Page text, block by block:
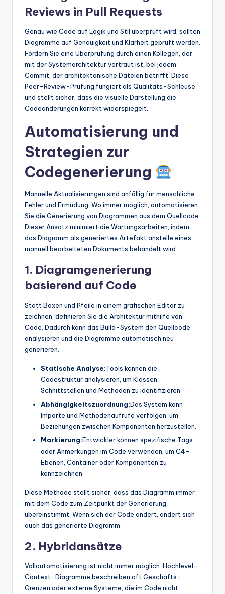
Reviews in Pull Requests
Genau wie Code auf Logik und Stil überprüft wird, sollten
Diagramme auf Genauigkeit und Klarheit geprüft werden.
Fordern Sie eine Überprüfung durch einen Kollegen, der
mit der Systemarchitektur vertraut ist, bei jedem
Commit, der architektonische Dateien betrifft. Diese
Peer-Review-Prüfung fungiert als Qualitäts-Schleuse
und stellt sicher, dass die visuelle Darstellung die
Codeänderungen korrekt widerspiegelt.
Automatisierung und
Strategien zur
Codegenerierung
Manuelle Aktualisierungen sind anfällig für menschliche
Fehler und Ermüdung. Wo immer möglich, automatisieren
Sie die Generierung von Diagrammen aus dem Quellcode.
Dieser Ansatz minimiert die Wartungsarbeiten, indem
das Diagramm als generiertes Artefakt anstelle eines
manuell bearbeiteten Dokuments behandelt wird.
1. Diagramgenerierung
basierend auf Code
Statt Boxen und Pfeile in einem grafischen Editor zu
zeichnen, definieren Sie die Architektur mithilfe von
Code. Dadurch kann das Build-System den Quellcode
analysieren und die Diagramme automatisch neu
generieren.
Statische Analyse:Tools können die
Codestruktur analysieren, um Klassen,
Schnittstellen und Methoden zu identifizieren.
Abhängigkeitszuordnung:Das System kann
Importe und Methodenaufrufe verfolgen, um
Beziehungen zwischen Komponenten herzustellen.
Markierung:Entwickler können spezifische Tags
oder Anmerkungen im Code verwenden, um C4-
Ebenen, Container oder Komponenten zu
kennzeichnen.
Diese Methode stellt sicher, dass das Diagramm immer
mit dem Code zum Zeitpunkt der Generierung
übereinstimmt. Wenn sich der Code ändert, ändert sich
auch das generierte Diagramm.
2. Hybridansätze
Vollautomatisierung ist nicht immer möglich. Hochlevel-
Context-Diagramme beschreiben oft Geschäfts-
Grenzen oder externe Systeme, die im Code nicht